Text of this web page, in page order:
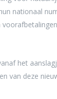
nationaal
het
van deze